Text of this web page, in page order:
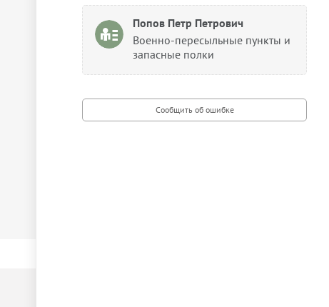
Попов Петр Петрович
Военно-пересыльные пункты и
запасные полки